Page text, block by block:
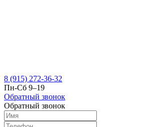
8 (915) 272-36-32
Пн-Сб 9–19
Обратный звонок
Обратный звонок